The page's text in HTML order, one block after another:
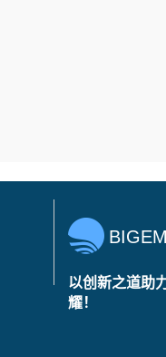
以创新之道助
耀！